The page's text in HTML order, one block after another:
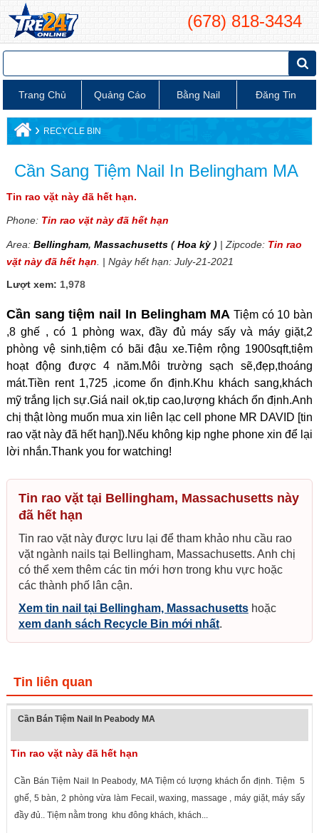
(678) 818-3434
Trang Chủ Quảng Cáo Bằng Nail Đăng Tin
› RECYCLE BIN
Cần Sang Tiệm Nail In Belingham MA
Tin rao vặt này đã hết hạn.
Phone: Tin rao vặt này đã hết hạn
Area: Bellingham, Massachusetts(Hoa kỳ)| Zipcode: Tin rao
vặt này đã hết hạn . | Ngày hết hạn: July-21-2021
Lượt xem: 1,978
Cần sang tiệm nail In Belingham MA Tiệm có 10 bàn
,8 ghế , có 1 phòng wax, đầy đủ máy sấy và máy giặt,2
phòng vệ sinh,tiệm có bãi đậu xe.Tiệm rộng 1900sqft,tiệm
hoạt động được 4 năm.Môi trường sạch sẽ,đẹp,thoáng
mát.Tiền rent 1,725 ,icome ổn định.Khu khách sang,khách
mỹ trắng lịch sự.Giá nail ok,tip cao,lượng khách ổn định.Anh
chị thật lòng muốn mua xin liên lạc cell phone MR DAVID [tin
rao vặt này đã hết hạn]).Nếu không kịp nghe phone xin để lại
lời nhắn.Thank you for watching!
Tin rao vặt tại Bellingham, Massachusetts này
đã hết hạn
Tin rao vặt này được lưu lại để tham khảo nhu cầu rao
vặt ngành nails tại Bellingham, Massachusetts. Anh chị
có thể xem thêm các tin mới hơn trong khu vực hoặc
các thành phố lân cận.
Xem tin nail tại Bellingham, Massachusettshoặc
xem danh sách Recycle Bin mới nhất.
Tin liên quan
Cần Bán Tiệm Nail In Peabody MA
Tin rao vặt này đã hết hạn
Cần Bán Tiệm Nail In Peabody, MA Tiệm có lượng khách ổn định. Tiệm 5
ghế, 5 bàn, 2 phòng vừa làm Fecail, waxing, massage , máy giặt, máy sấy
đầy đủ.. Tiệm nằm trong khu đông khách, khách...